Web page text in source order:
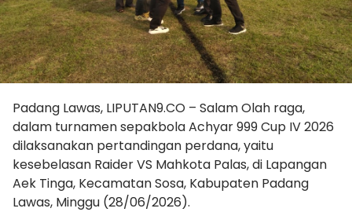
Padang Lawas, LIPUTAN9.CO – Salam Olah raga,
dalam turnamen sepakbola Achyar 999 Cup IV 2026
dilaksanakan pertandingan perdana, yaitu
kesebelasan Raider VS Mahkota Palas, di Lapangan
Aek Tinga, Kecamatan Sosa, Kabupaten Padang
Lawas, Minggu (28/06/2026).